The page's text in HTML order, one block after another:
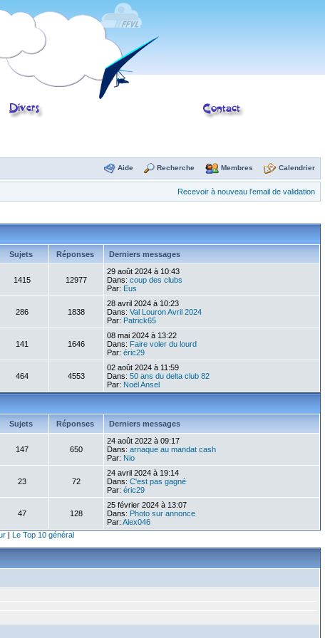
Aide Recherche Membres Calendrier
Recevoir à nouveau l'email de validation
Sujets Réponses Derniers messages
1415 12977
29 août 2024 à 10:43
Dans: coup des clubs
Par: Eus
286 1838
28 avril 2024 à 10:23
Dans: Val Louron Avril 2024
Par: Patrick65
141 1646
08 mai 2024 à 13:22
Dans: Faire voler du lourd
Par: éric29
464 4553
02 août 2024 à 11:59
Dans: 50 ans du delta club 82
Par: Noël Ansel
Sujets Réponses Derniers messages
147 650
24 août 2022 à 09:17
Dans: arnaque au mandat cash
Par: Nio
23 72
24 avril 2024 à 19:14
Dans: C'est pas gagné
Par: éric29
47 128
25 février 2024 à 13:07
Dans: Photo sur annonce
Par: Alex046
| Le Top 10 général